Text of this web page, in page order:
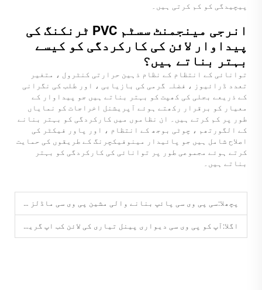
پیچیدگی کو کم کرتی ہیں۔
انرجی مینجمنٹ سسٹم PVC ٹرنکنگ کی
پیداوار لائن کی کارکردگی کو کیسے
بہتر بناتے ہیں؟
توانائی کے انتظام کے نظام ذہین حرارتی کنٹرول ، متغیر
تعدد ڈرائیوز ، فضلہ گرمی کی بازیابی ، اور طلب کی نگرانی
کے ذریعے بجلی کی کھپت کو بہتر بناتے ہیں جو پیداوار کے
معیار کو برقرار رکھتے ہوئے آپریشنل اخراجات کو نمایاں
طور پر کم کرتے ہیں۔ ان نظاموں میں کارکردگی کو بہتر بنانے
کے الگورتھم ، چوٹی بوجھ کے انتظام ، اور پاور فیکٹر کی
اصلاح شامل ہیں جو پائیدار مینوفیکچرنگ کے طریقوں کی حمایت
کرتے ہوئے مجموعی طور پر توانائی کی کارکردگی کو بہتر
بناتے ہیں۔
پچھلا:سی پی وی سی پائپ بنانے والی مشین پی وی سی ماڈلز سے کیسے مختلف ہوتی ہے؟
اگلا: آپ کو پی وی سی دیواری پینل تیاری کی لائن کب اپ گریڈ کرنا چاہیے؟